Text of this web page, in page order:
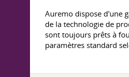
Auremo dispose d'une
de la technologie de
sont toujours prêts à
paramètres standard